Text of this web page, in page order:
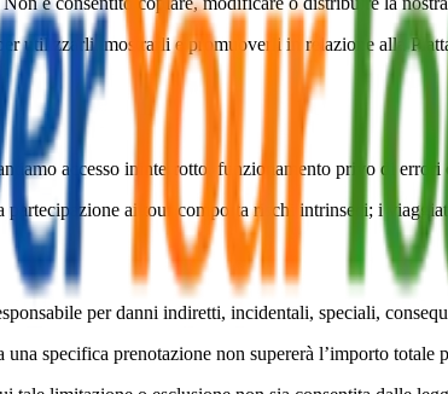
utilizzarli, mostrarli e promuoverli in relazione alla
accesso ininterrotto, funzionamento privo di
ai tour comporta rischi intrinseci; i
per danni indiretti, incidentali, speciali,
specifica prenotazione non supererà l’importo totale